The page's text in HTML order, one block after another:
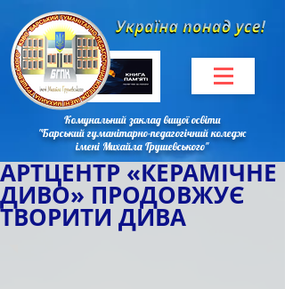
Комунальний заклад вищої освіти
"Барський гуманітарно-педагогічний коледж
імені Михайла Грушевського"
АРТЦЕНТР «КЕРАМІЧНЕ
ДИВО» ПРОДОВЖУЄ
ТВОРИТИ ДИВА